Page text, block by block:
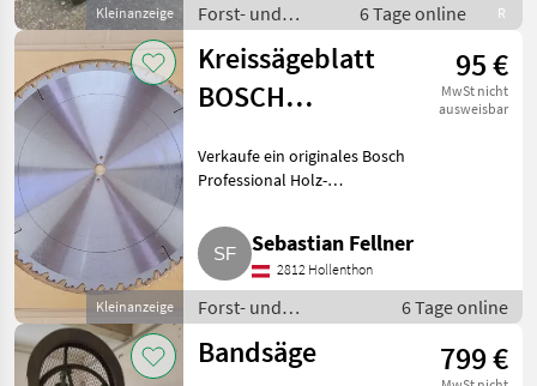
Kleinanzeige
Forst- und
Holztechnik /
Kreissägen
6 Tage online R
Kleinanzeige
Kreissägeblatt
BOSCH
600 x 30 mm, 40
95 €
MwSt nicht
ausweisbar
Verkaufe ein originales Bosch
Professional Holz-
Zähne. Wurde nie benutzt und
ist original verpackt. Forst- und
Holztechnik Kreissägen
Sebastian Fellner
2812 Hollenthon
Forst- und
Holztechnik /
Kreissägen
6 Tage online
Bandsäge 799 €